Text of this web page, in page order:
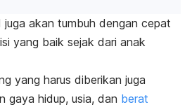
juga akan tumbuh dengan cepat
yang baik sejak dari anak
yang harus diberikan juga
gaya hidup, usia, dan berat